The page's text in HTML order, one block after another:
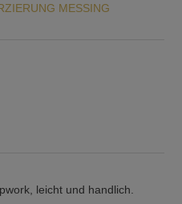
MESSING
leicht und handlich.